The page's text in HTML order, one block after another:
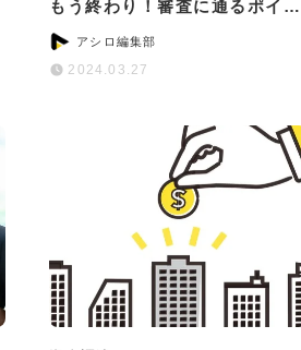
もう終わり！審査に通るポイン
トと通過率が高い会社5選
アシロ編集部
2024.03.27